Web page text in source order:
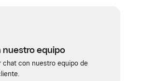
nuestro equipo
chat con nuestro equipo de